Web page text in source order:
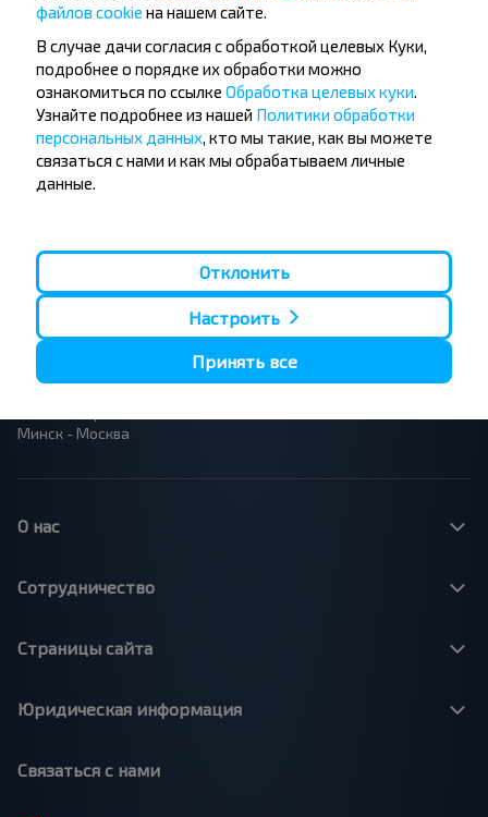
Популярные автобусные
направления
Орша - Могилёв
Минск - Несвиж
Минск - Гомель
Минск - Бобруйск
Минск - Барановичи
Санкт-Петербург - Минск
Вильнюс - Минск
Полоцк - Рига
Москва - Брест
Минск - Москва
Москва - Барановичи
Брест - Варшава
О нас
Сотрудничество
Страницы сайта
Юридическая информация
Связаться с нами
файлов cookie на нашем сайте.
В случае дачи согласия с обработкой целевых Куки,
подробнее о порядке их обработки можно
ознакомиться по ссылке Обработка целевых куки.
Узнайте подробнее из нашей Политики обработки
персональных данных, кто мы такие, как вы можете
связаться с нами и как мы обрабатываем личные
данные.
Отклонить
Настроить
Принять все